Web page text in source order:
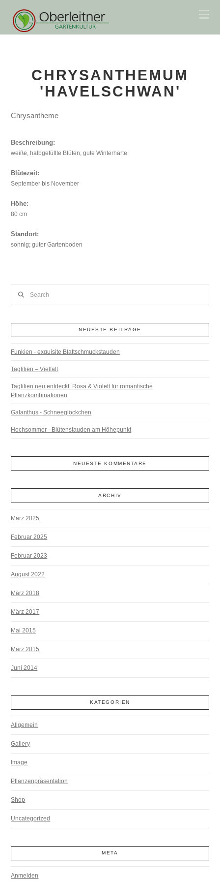
CHRYSANTHEMUM
'HAVELSCHWAN'
Chrysantheme
Beschreibung:
weiße, halbgefüllte Blüten, gute Winterhärte
Blütezeit:
September bis November
Höhe:
80 cm
Standort:
sonnig; guter Gartenboden
NEUESTE BEITRÄGE
Funkien - exquisite Blattschmuckstauden
Taglilien – Vielfalt
Taglilien neu entdeckt: Rosa & Violett für romantische
Pflanzkombinationen
Galanthus - Schneeglöckchen
Hochsommer - Blütenstauden am Höhepunkt
NEUESTE KOMMENTARE
ARCHIV
März 2025
Februar 2025
Februar 2023
August 2022
März 2018
März 2017
Mai 2015
März 2015
Juni 2014
KATEGORIEN
Allgemein
Gallery
Image
Pflanzenpräsentation
Shop
Uncategorized
META
Anmelden